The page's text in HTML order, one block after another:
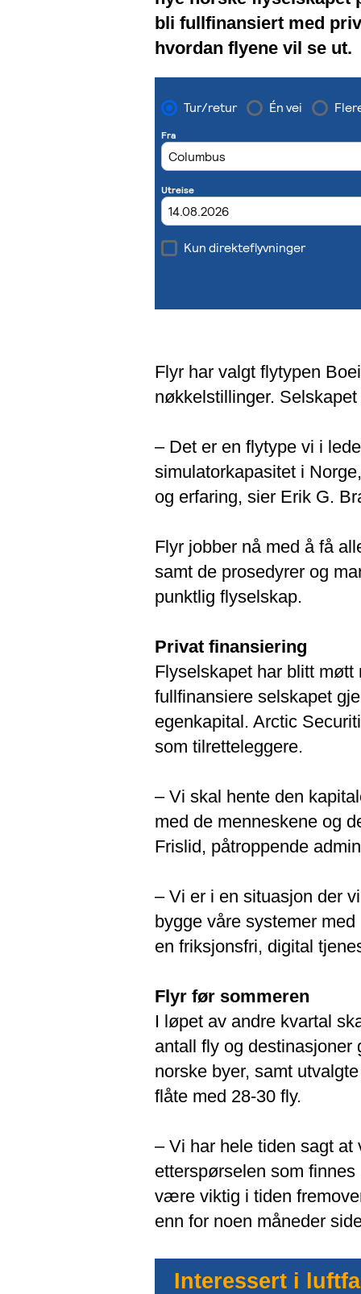
bli fullfinansiert med
hvordan flyene vil se ut.
Flyr har valgt flytypen
nøkkelstillinger.
– Det er en flytype vi i
simulatorkapasitet i
og erfaring, sier Erik G.
Flyr jobber nå med å få
samt de prosedyrer og
punktlig flyselskap.
Privat finansiering
Flyselskapet har blitt
fullfinansiere selskapet
egenkapital. Arctic
som tilretteleggere.
– Vi skal hente den
med de menneskene og
Frislid, påtroppende
– Vi er i en situasjon der
bygge våre systemer
en friksjonsfri, digital
Flyr før sommeren
I løpet av andre kvartal
antall fly og
norske byer, samt
flåte med 28-30 fly.
– Vi har hele tiden sagt
etterspørselen som
være viktig i tiden
enn for noen måneder
Interessert i